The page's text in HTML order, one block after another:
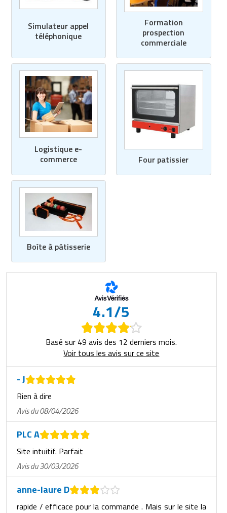
Matériel de musculation
Vêtement sportif
Sautause professionnelle
Table de cuisson professionnelle
Tables de préparation réfrigérées
Ustensile de cuisine
Vaisselle restaurant
Vitrines réfrigérées
Simulateur appel
téléphonique
Formation
prospection
commerciale
Logistique e-
commerce
Four patissier
Boîte à pâtisserie
4.1/5
Basé sur 49 avis des 12 derniers mois.
Voir tous les avis sur ce site
- J
Rien à dire
Avis du 08/04/2026
PLC A
Site intuitif. Parfait
Avis du 30/03/2026
anne-laure D
rapide / efficace pour la commande . Mais sur le site la